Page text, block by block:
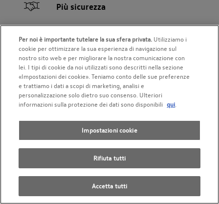
Più sicurezza
Lavoro svolto secondo le direttive del
costruttore
I migliori equipaggiamenti da officina
Consulenza competente
Offerte migliori
Interessanti offerte supplementari
Elevata qualità del servizio
Collaboratori altamente qualificati
Per noi è importante tutelare la sua sfera privata. Utilizziamo i
cookie per ottimizzare la sua esperienza di navigazione sul
nostro sito web e per migliorare la nostra comunicazione con
lei. I tipi di cookie da noi utilizzati sono descritti nella sezione
«Impostazioni dei cookie». Teniamo conto delle sue preferenze
e trattiamo i dati a scopi di marketing, analisi e
personalizzazione solo dietro suo consenso. Ulteriori
informazioni sulla protezione dei dati sono disponibili qui
Impostazioni cookie
Rifiuta tutti
Accetta tutti